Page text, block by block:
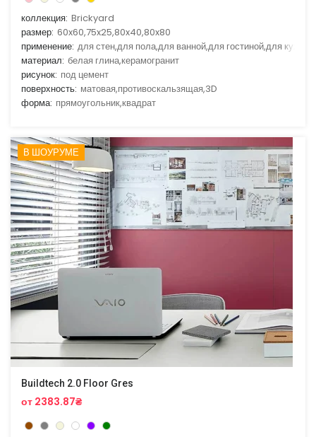
коллекция: Brickyard
размер: 60x60,75x25,80x40,80x80
применение: для стен,для пола,для ванной,для гостиной,для кухни
материал: белая глина,керамогранит
рисунок: под цемент
поверхность: матовая,противоскальзящая,3D
форма: прямоугольник,квадрат
В ШОУРУМЕ
Buildtech 2.0 Floor Gres
от 2383.87₴